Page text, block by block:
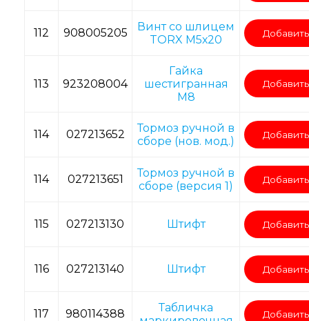
112 908005205
Винт со шлицем
TORX M5х20
Добавить
113 923208004
Гайка
шестигранная
M8
Добавить
114 027213652
Тормоз ручной в
сборе (нов. мод.)
Добавить
114 027213651
Тормоз ручной в
сборе (версия 1)
Добавить
115 027213130 Штифт Добавить
116 027213140 Штифт Добавить
117 980114388
Табличка
Добавить